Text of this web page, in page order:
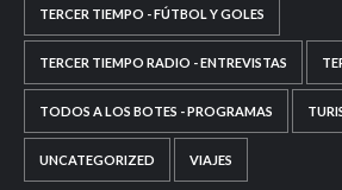
TERCER TIEMPO - FÚTBOL Y GOLES
TERCER TIEMPO RADIO - ENTREVISTAS
TODOS A LOS BOTES - PROGRAMAS
UNCATEGORIZED VIAJES